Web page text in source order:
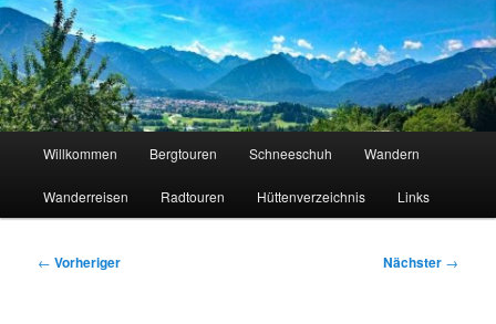
Willkommen Bergtouren Schneeschuh Wandern
Wanderreisen Radtouren Hüttenverzeichnis Links
Beitragsnavigation
← Vorheriger Nächster →